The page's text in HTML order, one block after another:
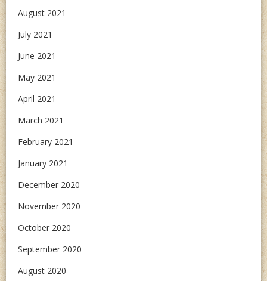
August 2021
July 2021
June 2021
May 2021
April 2021
March 2021
February 2021
January 2021
December 2020
November 2020
October 2020
September 2020
August 2020